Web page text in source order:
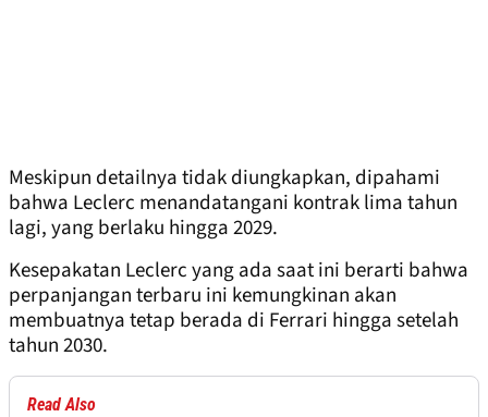
Meskipun detailnya tidak diungkapkan, dipahami
bahwa Leclerc menandatangani kontrak lima tahun
lagi, yang berlaku hingga 2029.
Kesepakatan Leclerc yang ada saat ini berarti bahwa
perpanjangan terbaru ini kemungkinan akan
membuatnya tetap berada di Ferrari hingga setelah
tahun 2030.
Read Also